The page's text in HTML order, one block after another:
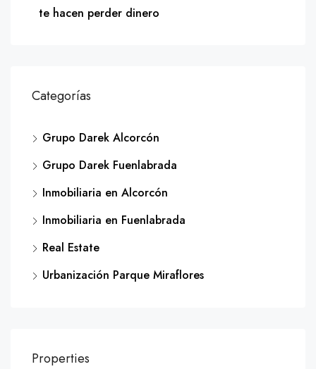
te hacen perder dinero
Categorías
Grupo Darek Alcorcón
Grupo Darek Fuenlabrada
Inmobiliaria en Alcorcón
Inmobiliaria en Fuenlabrada
Real Estate
Urbanización Parque Miraflores
Properties